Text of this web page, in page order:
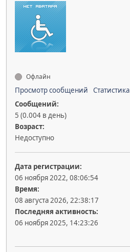
Офлайн
Просмотр сообщений
Статистика
Сообщений:
5 (0.004 в день)
Возраст:
Недоступно
Дата регистрации:
06 ноября 2022, 08:06:54
Время:
08 августа 2026, 22:38:17
Последняя активность:
06 ноября 2025, 14:23:26